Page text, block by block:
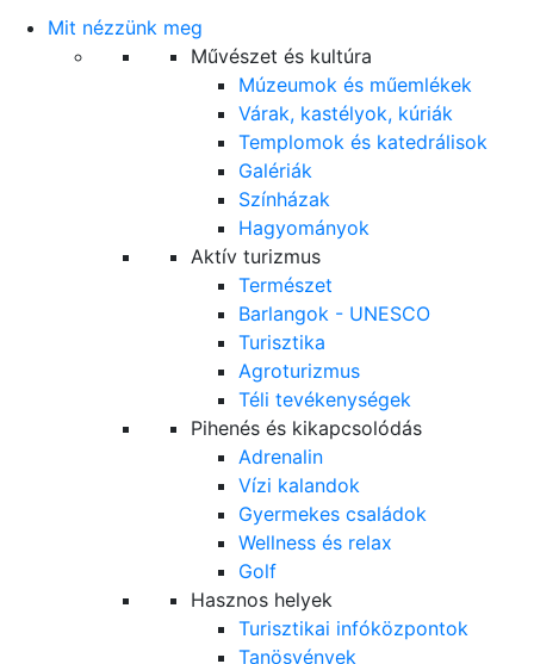
Mit nézzünk meg
Művészet és kultúra
Múzeumok és műemlékek
Várak, kastélyok, kúriák
Templomok és katedrálisok
Galériák
Színházak
Hagyományok
Aktív turizmus
Természet
Barlangok - UNESCO
Turisztika
Agroturizmus
Téli tevékenységek
Pihenés és kikapcsolódás
Adrenalin
Vízi kalandok
Gyermekes családok
Wellness és relax
Golf
Hasznos helyek
Turisztikai infóközpontok
Tanösvények